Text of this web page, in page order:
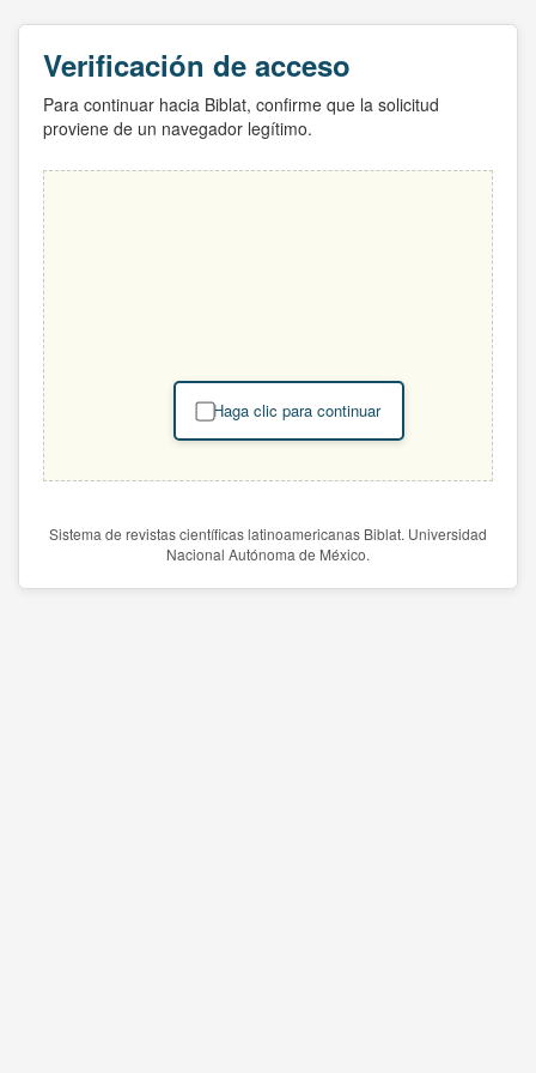
Verificación de acceso
Para continuar hacia Biblat, confirme que la solicitud
proviene de un navegador legítimo.
Haga clic para continuar
Sistema de revistas científicas latinoamericanas Biblat. Universidad
Nacional Autónoma de México.